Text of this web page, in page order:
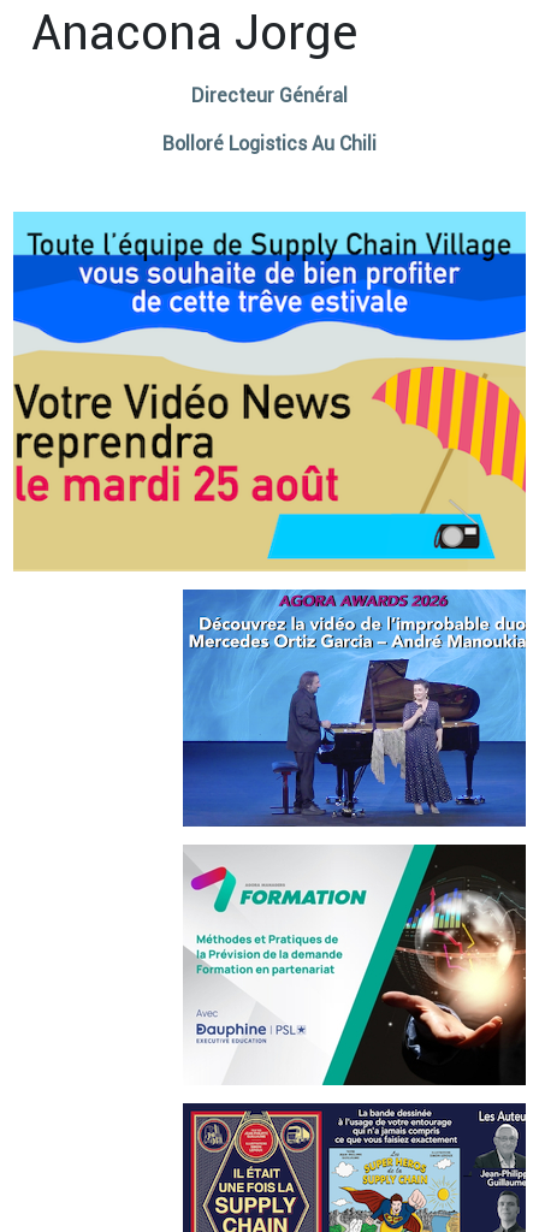
Anacona Jorge
Directeur Général
Bolloré Logistics Au Chili